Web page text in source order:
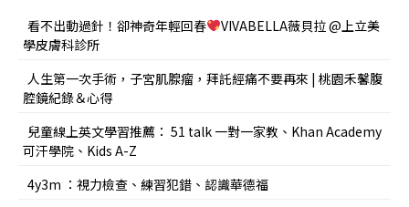
看不出動過針！卻神奇年輕回春
VIVABELLA薇貝拉 @上立美
學皮膚科診所
人生第一次手術，子宮肌腺瘤，拜託經痛不要再來 | 桃園禾馨腹
腔鏡紀錄＆心得
兒童線上英文學習推薦： 51 talk 一對一家教、Khan Academy
可汗學院、Kids A-Z
4y3m ：視力檢查、練習犯錯、認識華德福